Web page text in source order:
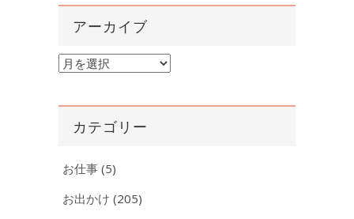
アーカイブ
ア
カ
カテゴリー
お仕事 (5)
お出かけ (205)